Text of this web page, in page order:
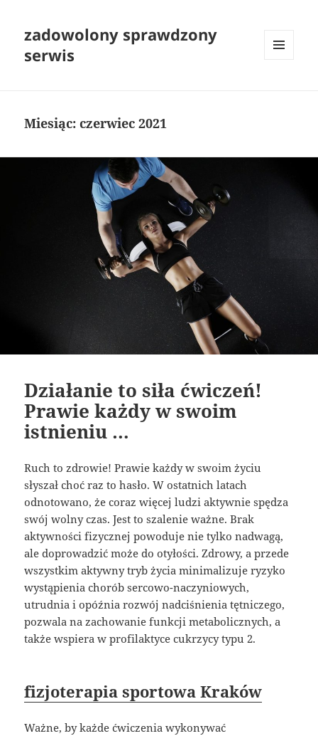
zadowolony sprawdzony
serwis
Miesiąc:czerwiec 2021
Działanie to siła ćwiczeń!
Prawie każdy w swoim
istnieniu …
Ruch to zdrowie! Prawie każdy w swoim życiu
słyszał choć raz to hasło. W ostatnich latach
odnotowano, że coraz więcej ludzi aktywnie spędza
swój wolny czas. Jest to szalenie ważne. Brak
aktywności fizycznej powoduje nie tylko nadwagą,
ale doprowadzić może do otyłości. Zdrowy, a przede
wszystkim aktywny tryb życia minimalizuje ryzyko
wystąpienia chorób sercowo-naczyniowych,
utrudnia i opóźnia rozwój nadciśnienia tętniczego,
pozwala na zachowanie funkcji metabolicznych, a
także wspiera w profilaktyce cukrzycy typu 2.
fizjoterapia sportowa Kraków
Ważne, by każde ćwiczenia wykonywać